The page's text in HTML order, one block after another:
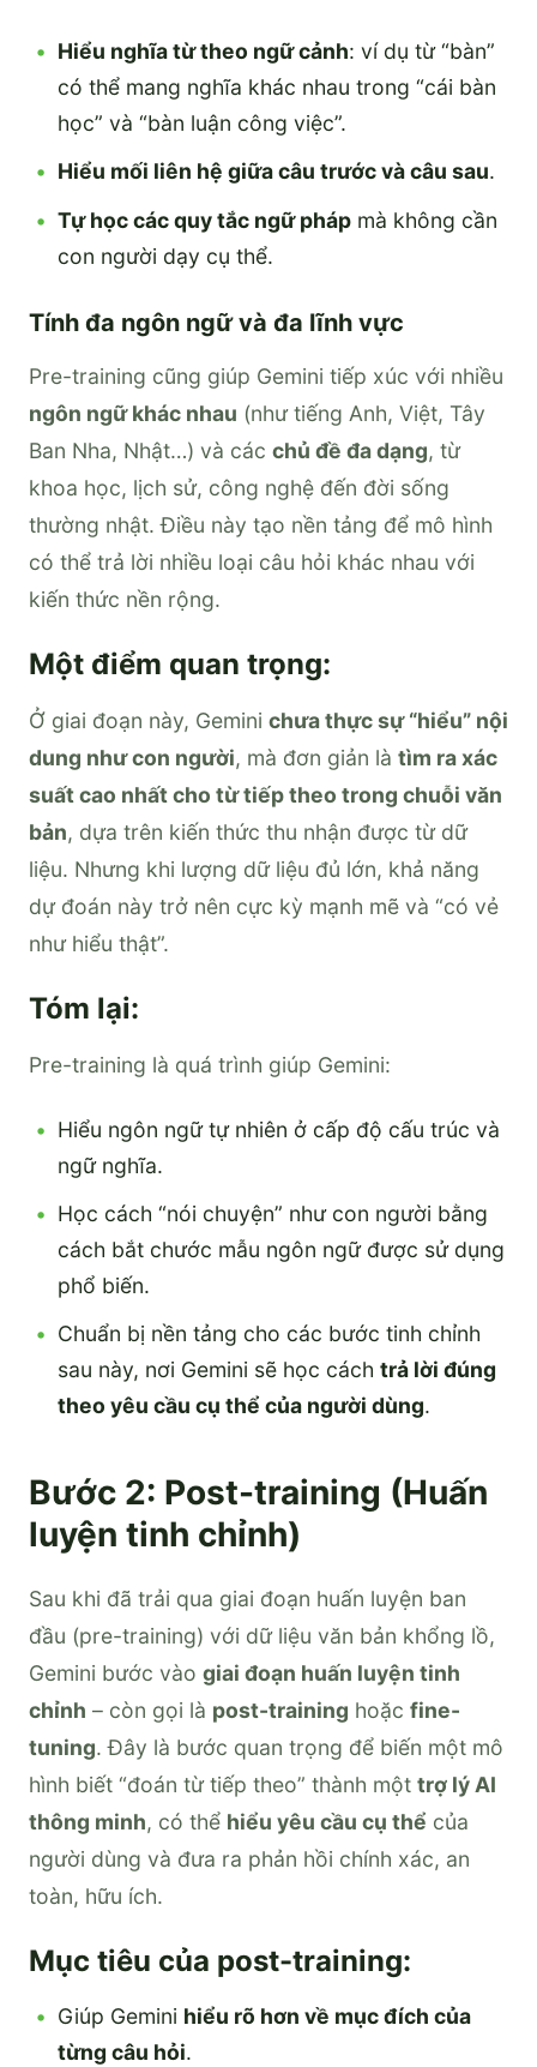
Hiểu nghĩa từ theo ngữ cảnh: ví dụ từ “bàn”
có thể mang nghĩa khác nhau trong “cái bàn
học” và “bàn luận công việc”.
Hiểu mối liên hệ giữa câu trước và câu sau.
Tự học các quy tắc ngữ pháp mà không cần
con người dạy cụ thể.
Tính đa ngôn ngữ và đa lĩnh vực
Pre-training cũng giúp Gemini tiếp xúc với nhiều
ngôn ngữ khác nhau (như tiếng Anh, Việt, Tây
Ban Nha, Nhật…) và các chủ đề đa dạng, từ
khoa học, lịch sử, công nghệ đến đời sống
thường nhật. Điều này tạo nền tảng để mô hình
có thể trả lời nhiều loại câu hỏi khác nhau với
kiến thức nền rộng.
Một điểm quan trọng:
Ở giai đoạn này, Gemini chưa thực sự “hiểu” nội
dung như con người, mà đơn giản là tìm ra xác
suất cao nhất cho từ tiếp theo trong chuỗi văn
bản, dựa trên kiến thức thu nhận được từ dữ
liệu. Nhưng khi lượng dữ liệu đủ lớn, khả năng
dự đoán này trở nên cực kỳ mạnh mẽ và “có vẻ
như hiểu thật”.
Tóm lại:
Pre-training là quá trình giúp Gemini:
Hiểu ngôn ngữ tự nhiên ở cấp độ cấu trúc và
ngữ nghĩa.
Học cách “nói chuyện” như con người bằng
cách bắt chước mẫu ngôn ngữ được sử dụng
phổ biến.
Chuẩn bị nền tảng cho các bước tinh chỉnh
sau này, nơi Gemini sẽ học cách trả lời đúng
theo yêu cầu cụ thể của người dùng.
Bước 2: Post-training (Huấn
luyện tinh chỉnh)
Sau khi đã trải qua giai đoạn huấn luyện ban
đầu (pre-training) với dữ liệu văn bản khổng lồ,
Gemini bước vào giai đoạn huấn luyện tinh
chỉnh – còn gọi là post-training hoặc fine-
tuning. Đây là bước quan trọng để biến một mô
hình biết “đoán từ tiếp theo” thành một trợ lý AI
thông minh, có thể hiểu yêu cầu cụ thể của
người dùng và đưa ra phản hồi chính xác, an
toàn, hữu ích.
Mục tiêu của post-training:
Giúp Gemini hiểu rõ hơn về mục đích của
từng câu hỏi.